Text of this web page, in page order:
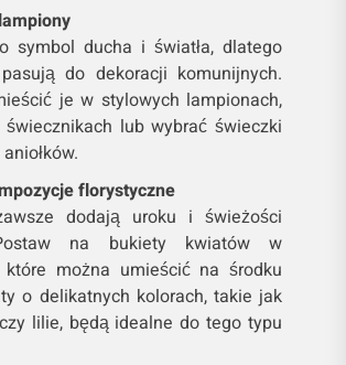
symbol ducha i światła, dlatego
do dekoracji komunijnych.
je w stylowych lampionach,
świecznikach lub wybrać świeczki
florystyczne
dodają uroku i świeżości
na bukiety kwiatów w
które można umieścić na środku
o delikatnych kolorach, takie jak
lilie, będą idealne do tego typu